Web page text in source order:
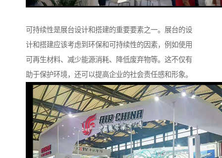
可持续性是展台设计和搭建的重要要素之一。展台的设
计和搭建应该考虑到环保和可持续性的因素，例如使用
可再生材料、减少能源消耗、降低废弃物等。这不仅有
助于保护环境，还可以提高企业的社会责任感和形象。